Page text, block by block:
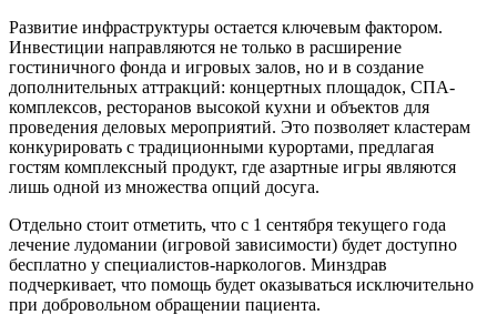
Развитие инфраструктуры остается ключевым фактором.
Инвестиции направляются не только в расширение
гостиничного фонда и игровых залов, но и в создание
дополнительных аттракций: концертных площадок, СПА-
комплексов, ресторанов высокой кухни и объектов для
проведения деловых мероприятий. Это позволяет кластерам
конкурировать с традиционными курортами, предлагая
гостям комплексный продукт, где азартные игры являются
лишь одной из множества опций досуга.
Отдельно стоит отметить, что с 1 сентября текущего года
лечение лудомании (игровой зависимости) будет доступно
бесплатно у специалистов-наркологов. Минздрав
подчеркивает, что помощь будет оказываться исключительно
при добровольном обращении пациента.